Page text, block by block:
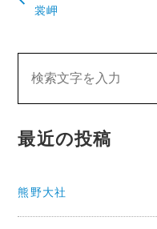
稿
ビ
ゲ
ー
ョ
ン
裳岬
最近の投稿
熊野大社